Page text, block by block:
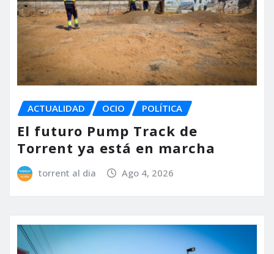
ACTUALIDAD OCIO POLÍTICA
El futuro Pump Track de
Torrent ya está en marcha
torrent al dia Ago 4, 2026